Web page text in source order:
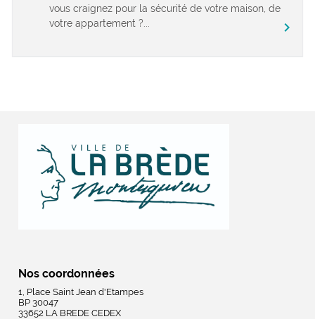
vous craignez pour la sécurité de votre maison, de
votre appartement ?...
chevron_right
Nos coordonnées
1, Place Saint Jean d'Etampes
BP 30047
33652 LA BREDE CEDEX